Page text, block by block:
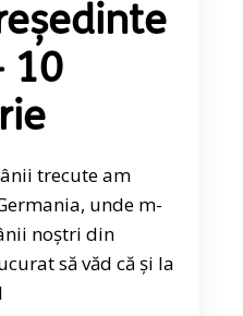
10
trecute am
unde m-
noștri din
să văd că și la